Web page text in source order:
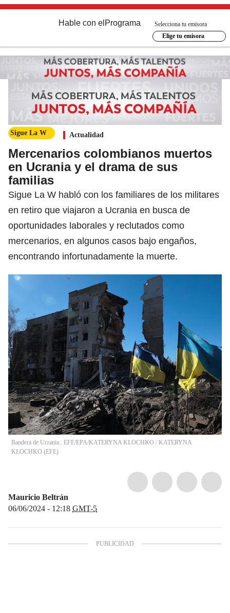
Hable con el Programa
Selecciona tu emisora
Elige tu emisora
Sigue La W Actualidad
Mercenarios colombianos muertos
en Ucrania y el drama de sus
familias
Sigue La W habló con los familiares de los militares
en retiro que viajaron a Ucrania en busca de
oportunidades laborales y reclutados como
mercenarios, en algunos casos bajo engaños,
encontrando infortunadamente la muerte.
Bandera de Ucrania.. EFE/EPA/KATERYNA KLOCHKO / KATERYNA
KLOCHKO (EFE)
Mauricio Beltrán
06/06/2024 - 12:18 GMT-5